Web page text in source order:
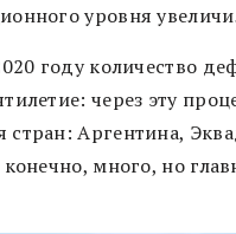
уровня
году количество
через эту
стран: Аргентина,
много, но